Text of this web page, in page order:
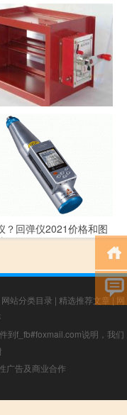
？经纬仪2021价格和图
？排烟阀2021价格和图
？回弹仪2021价格和图
网站分类目录 | 精选推荐文章| 网
到f_fb#foxmail.com说明，我们
广告及商业合作